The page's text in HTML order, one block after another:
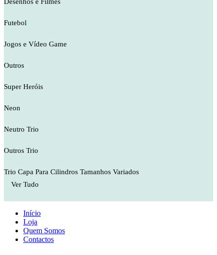
Futebol
Jogos e Vídeo Game
Outros
Super Heróis
Neon
Neutro Trio
Outros Trio
Trio Capa Para Cilindros Tamanhos Variados
Ver Tudo
Início
Loja
Quem Somos
Contactos